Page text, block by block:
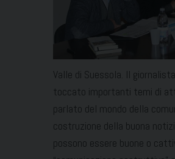
Valle di Suessola. Il
toccato importanti temi di
parlato del mondo della
costruzione della buona
possono essere buone o